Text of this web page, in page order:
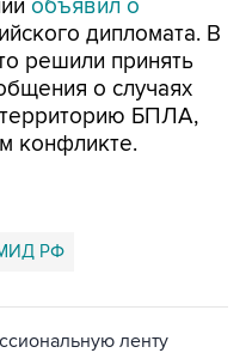
объявил о
дипломата. В
решили принять
о случаях
БПЛА,
конфликте.
РФ
ленту